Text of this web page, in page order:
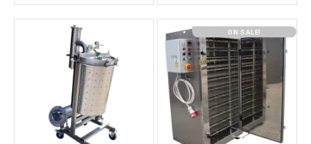
ON SALE!